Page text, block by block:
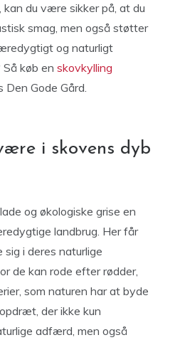
kan du være sikker på, at du
smag, men også støtter
og naturligt
Så køb en skovkylling
Den Gode Gård.
i skovens dyb
og økologiske grise en
landbrug. Her får
i deres naturlige
de kan rode efter rødder,
som naturen har at byde
der ikke kun
adfærd, men også